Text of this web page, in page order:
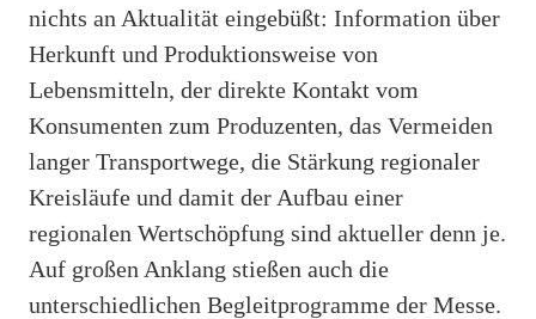
nichts an Aktualität eingebüßt: Information über
Herkunft und Produktionsweise von
Lebensmitteln, der direkte Kontakt vom
Konsumenten zum Produzenten, das Vermeiden
langer Transportwege, die Stärkung regionaler
Kreisläufe und damit der Aufbau einer
regionalen Wertschöpfung sind aktueller denn je.
Auf großen Anklang stießen auch die
unterschiedlichen Begleitprogramme der Messe.